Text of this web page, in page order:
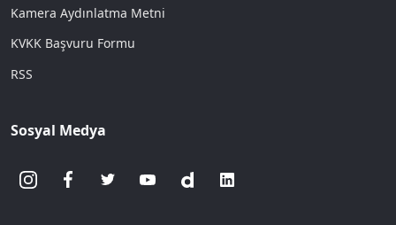
Kamera Aydınlatma Metni
KVKK Başvuru Formu
RSS
Sosyal Medya